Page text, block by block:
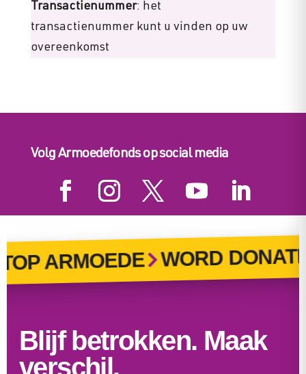
Transactienummer: het
transactienummer kunt u vinden op uw
overeenkomst
Volg Armoedefonds op social media
ARMOEDE WORD
Blijf betrokken. Maak
verschil.